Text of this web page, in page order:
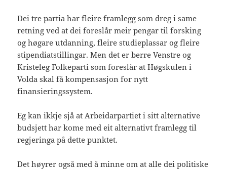
Dei tre partia har fleire framlegg som dreg i same
retning ved at dei foreslår meir pengar til forsking
og høgare utdanning, fleire studieplassar og fleire
stipendiatstillingar. Men det er berre Venstre og
Kristeleg Folkeparti som foreslår at Høgskulen i
Volda skal få kompensasjon for nytt
finansieringssystem.
Eg kan ikkje sjå at Arbeidarpartiet i sitt alternative
budsjett har kome med eit alternativt framlegg til
regjeringa på dette punktet.
Det høyrer også med å minne om at alle dei politiske